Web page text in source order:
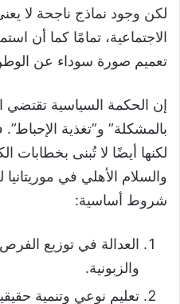
لكن وجود نماذج ناجحة لا
الاجتماعية، تمامًا كما أن
تعميم صورة سوداء عن
إن الحكمة السياسية تقتضي
بالمشكلة” و”تغذية الإحباط”.
لكنها أيضًا لا تُبنى بخطابات
والسلام الأهلي في موريتانيا
شروط أساسية:
العدالة في توزيع
والزبونية.
تعليم نوعي وتنمية